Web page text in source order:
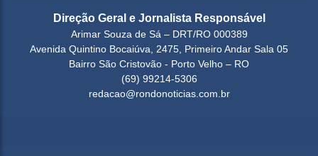
Direção Geral e Jornalista Responsável
Arimar Souza de Sá – DRT/RO 000389
Avenida Quintino Bocaiúva, 2475, Primeiro Andar Sala 05
Bairro São Cristovão - Porto Velho – RO
(69) 99214-5306
redacao@rondonoticias.com.br